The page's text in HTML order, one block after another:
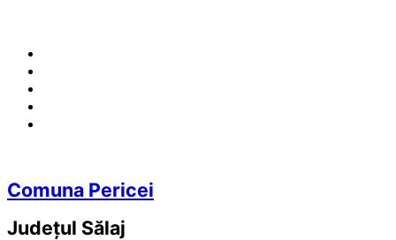
Comuna Pericei
Județul Sălaj